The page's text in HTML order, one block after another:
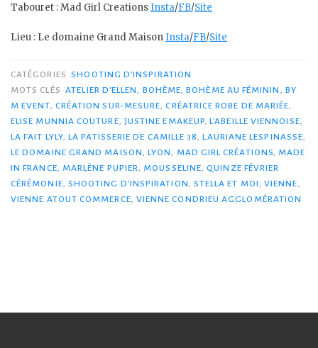
Tabouret : Mad Girl CreationsInsta/FB/Site
Lieu : Le domaine Grand MaisonInsta/FB/Site
CATÉGORIES SHOOTING D'INSPIRATION
MOTS CLÉS ATELIER D'ELLEN BOHÈME ,BOHÈME AU FÉMININ
BY
M EVENT CRÉATION SUR-MESURE ,CRÉATRICE ROBE DE MARIÉE
ELISE MUNNIA COUTURE JUSTINE EMAKEUP,L'ABEILLE VIENNOISE
LA FAIT LYLY,LA PATISSERIE DE CAMILLE 38 ,LAURIANE LESPINASSE
LE DOMAINE GRAND MAISON
,LYON MAD GIRL CRÉATIONS
MADE
IN FRANCE
MARLÈNE PUPIER MOUSSELINE ,QUINZE FÉVRIER
CÉRÉMONIE SHOOTING D'INSPIRATION STELLA ET MOI ,VIENNE
VIENNE ATOUT COMMERCE VIENNE CONDRIEU AGGLOMÉRATION